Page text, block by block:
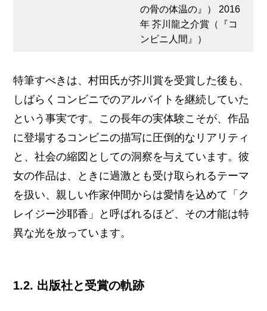
の骨の体温の』） 2016
年 芥川龍之介賞（『コ
ンビニ人間』）
特筆すべきは、村田氏が芥川賞を受賞した後も、
しばらくコンビニでのアルバイトを継続していた
という事実です。この長年の実体験こそが、作品
に登場するコンビニの描写に圧倒的なリアリティ
と、社会の縮図としての洞察を与えています。彼
女の作品は、ときに過激とも受け取られるテーマ
を扱い、親しい作家仲間からは愛情を込めて「ク
レイジー沙耶香」と呼ばれるほど、その才能は特
異な光を放っています。
1.2. 出版社と受賞の軌跡